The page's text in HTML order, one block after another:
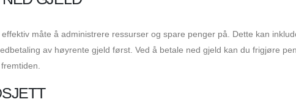
måte å administrere ressurser og spare penger på. Dette kan
av høyrente gjeld først. Ved å betale ned gjeld kan du frigjøre